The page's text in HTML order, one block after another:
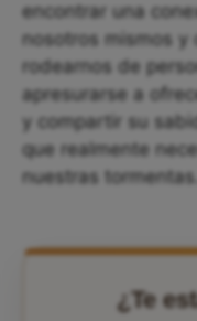
encontrar una
nosotros mismos y
rodearnos de
apresurarse a
y compartir su
que realmente
nuestras tormentas.
¿Te